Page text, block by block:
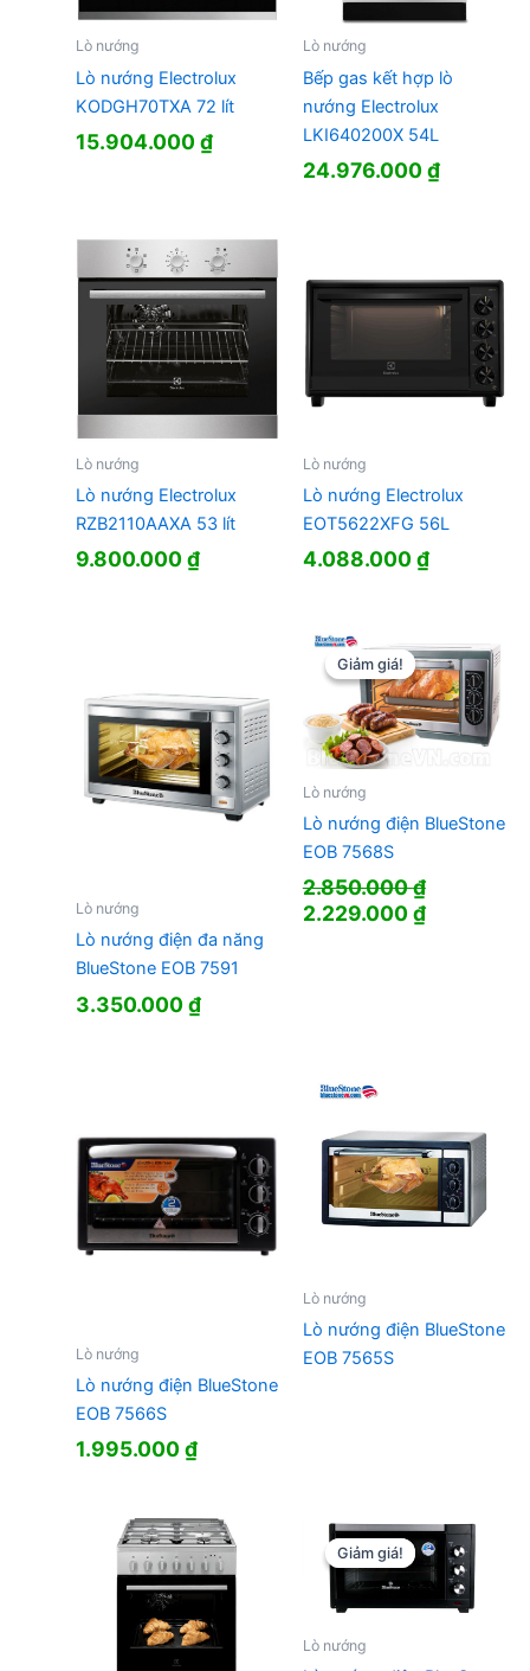
Lò nướng
Lò nướng Electrolux
KODGH70TXA 72 lít
15.904.000₫
Lò nướng
Bếp gas kết hợp lò
nướng Electrolux
LKI640200X 54L
24.976.000₫
Lò nướng
Lò nướng Electrolux
RZB2110AAXA 53 lít
9.800.000₫
Lò nướng
Lò nướng Electrolux
EOT5622XFG 56L
4.088.000₫
Lò nướng
Lò nướng điện đa năng
BlueStone EOB 7591
3.350.000₫
Giảm giá!
Giảm giá!
Lò nướng
Lò nướng điện BlueStone
EOB 7568S
2.850.000₫
Giá
2.229.000₫Giá
Lò nướng
Lò nướng điện BlueStone
EOB 7566S
1.995.000₫
Lò nướng
Lò nướng điện BlueStone
EOB 7565S
Giảm giá!
Giảm giá!
Lò nướng